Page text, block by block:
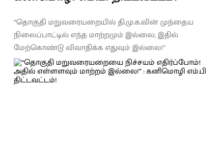
“தொகுதி மறுவரையறையில் தி.மு.க.வின் முந்தைய
நிலைப்பாட்டில் எந்த மாற்றமும் இல்லை; இதில்
மேற்கொண்டு விவாதிக்க எதுவும் இல்லை!”